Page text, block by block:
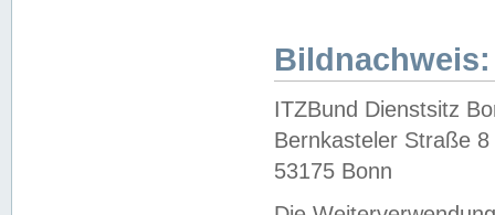
Bildnachweis:
ITZBund Dienstsitz
Bernkasteler Straße 8
53175 Bonn